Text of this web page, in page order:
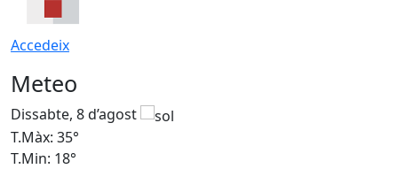
Accedeix
Meteo
Dissabte, 8 d’agost
T.Màx: 35°
T.Min: 18°